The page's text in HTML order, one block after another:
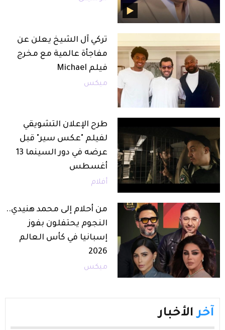
تركي آل الشيخ يعلن عن
مفاجأة عالمية مع مخرج
فيلم Michael
ميكس
طرح الإعلان التشويقي
لفيلم "عكس سير" قبل
عرضه في دور السينما 13
أغسطس
أفلام
من أحلام إلى محمد هنيدي..
النجوم يحتفلون بفوز
إسبانيا في كأس العالم
2026
ميكس
آخر الأخبار